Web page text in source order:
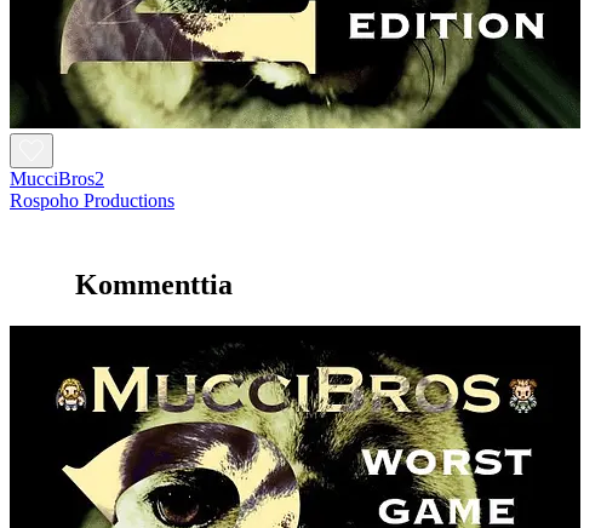
MucciBros2
Rospoho Productions
Kommenttia